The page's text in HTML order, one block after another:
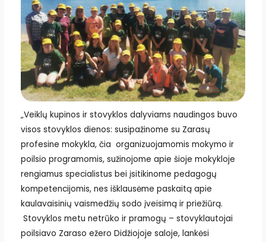
„Veiklų kupinos ir stovyklos dalyviams naudingos buvo
visos stovyklos dienos: susipažinome su Zarasų
profesine mokykla, čia organizuojamomis mokymo ir
poilsio programomis, sužinojome apie šioje mokykloje
rengiamus specialistus bei įsitikinome pedagogų
kompetencijomis, nes išklausėme paskaitą apie
kaulavaisinių vaismedžių sodo įveisimą ir priežiūrą.
Stovyklos metu netrūko ir pramogų – stovyklautojai
poilsiavo Zaraso ežero Didžiojoje saloje, lankėsi